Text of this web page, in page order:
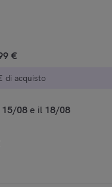
€
di acquisto
15/08 e il 18/08